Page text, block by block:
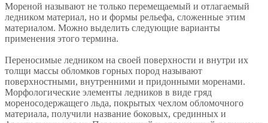
Мореной называют не только перемещаемый и отлагаемый
ледником материал, но и формы рельефа, сложенные этим
материалом. Можно выделить следующие варианты
применения этого термина.
Переносимые ледником на своей поверхности и внутри их
толщи массы обломков горных пород называют
поверхностными, внутренними и придонными моренами.
Морфологические элементы ледников в виде гряд
мореносодержащего льда, покрытых чехлом обломочного
материала, получили название боковых, срединных и